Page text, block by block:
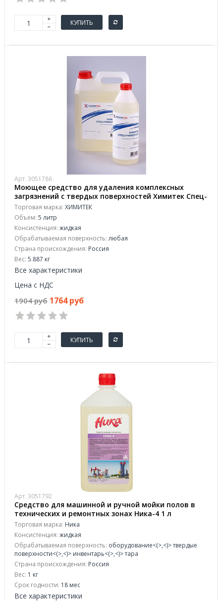
КУПИТЬ
Арт. 3051786
Моющее средство для удаления комплексных
загрязнений с твердых поверхностей Химитек Спец-
Универсал 5 л (концентрат)
Торговая марка: ХИМИТЕК
Объем: 5 литр
Консистенция: жидкая
Обрабатываемая поверхность: любая
Страна происхождения: Россия
Вес: 5.887 кг
Все характеристики
Цена с НДС
1904 руб 1764 руб
КУПИТЬ
Арт. 3051792
Средство для машинной и ручной мойки полов в
технических и ремонтных зонах Ника-4 1 л
(концентрат)
Торговая марка: Ника
Консистенция: жидкая
Обрабатываемая поверхность: оборудование<(>,<)> твердые
поверхности<(>,<)> инвентарь<(>,<)> тара
Страна происхождения: Россия
Вес: 1 кг
Срок годности: 18 мес
Все характеристики